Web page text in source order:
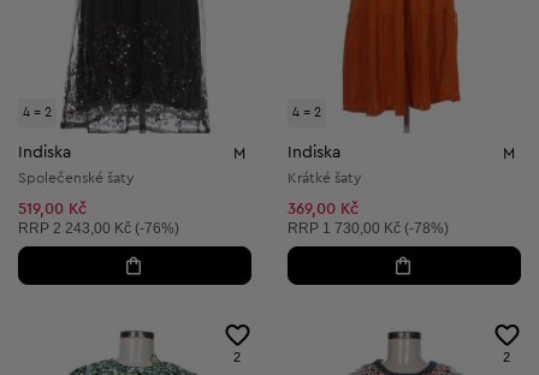
4 = 2
Indiska M
Společenské šaty
519,00 Kč
Doporučená cena:
RRP 2 243,00 Kč (-76%)
4 = 2
Indiska M
Krátké šaty
369,00 Kč
Doporučená cena:
RRP 1 730,00 Kč (-78%)
2 2